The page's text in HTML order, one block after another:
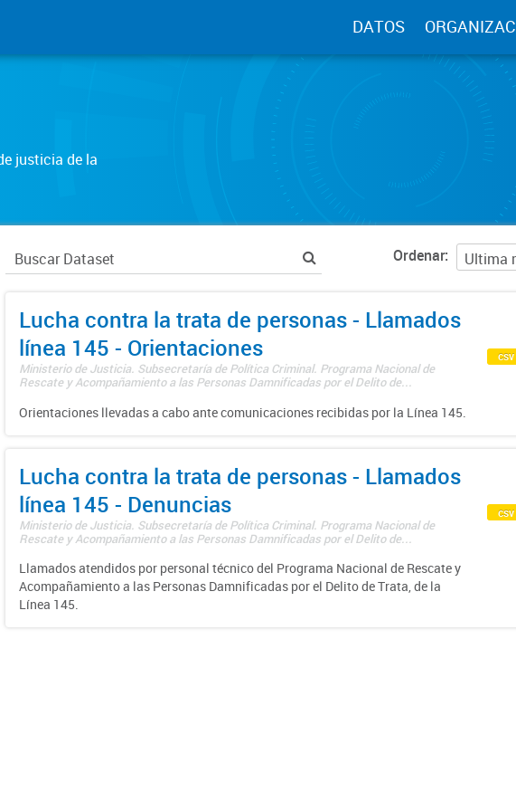
DATOS
justicia de la
Ordenar
Lucha contra la trata de personas - Llamados
línea 145 - Orientaciones
Ministerio de Justicia. Subsecretaría de Política Criminal. Programa Nacional de
Rescate y Acompañamiento a las Personas Damnificadas por el Delito de...
Orientaciones llevadas a cabo ante comunicaciones recibidas por la Línea 145.
csv
Lucha contra la trata de personas - Llamados
línea 145 - Denuncias
Ministerio de Justicia. Subsecretaría de Política Criminal. Programa Nacional de
Rescate y Acompañamiento a las Personas Damnificadas por el Delito de...
Llamados atendidos por personal técnico del Programa Nacional de Rescate y
Acompañamiento a las Personas Damnificadas por el Delito de Trata, de la
Línea 145.
csv